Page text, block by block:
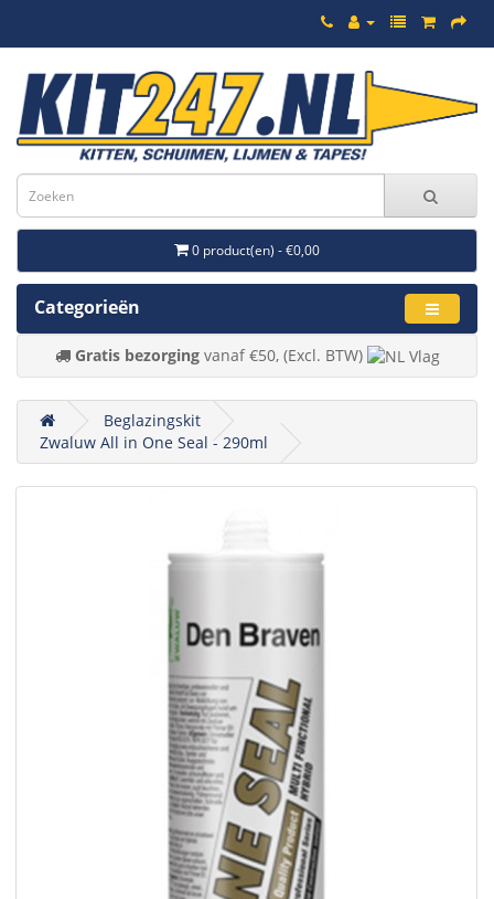
0 product(en) - €0,00
Categorieën
Gratis bezorgingvanaf €50, (Excl. BTW)
Beglazingskit
Zwaluw All in One Seal - 290ml